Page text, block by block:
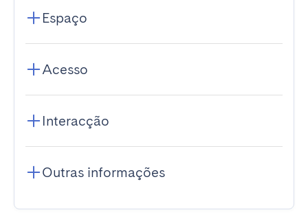
Espaço
Acesso
Interacção
Outras informações